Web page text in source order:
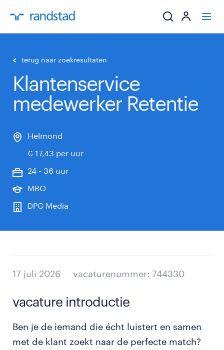
werkgevers
mijn carrière
terug naar zoekresultaten
Klantenservice
medewerker Retentie
Helmond
€ 17,43 per uur
24 - 36 uur
MBO
DPG Media
17 juli 2026 vacaturenummer: 744330
vacature introductie
Ben je de iemand die écht luistert en samen
met de klant zoekt naar de perfecte match?